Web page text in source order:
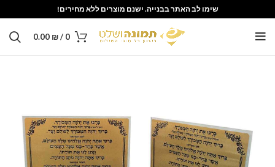
שימו לב האתר בבנייה. ישנם מוצרים ללא מחירים!
0
/
0.00 ₪